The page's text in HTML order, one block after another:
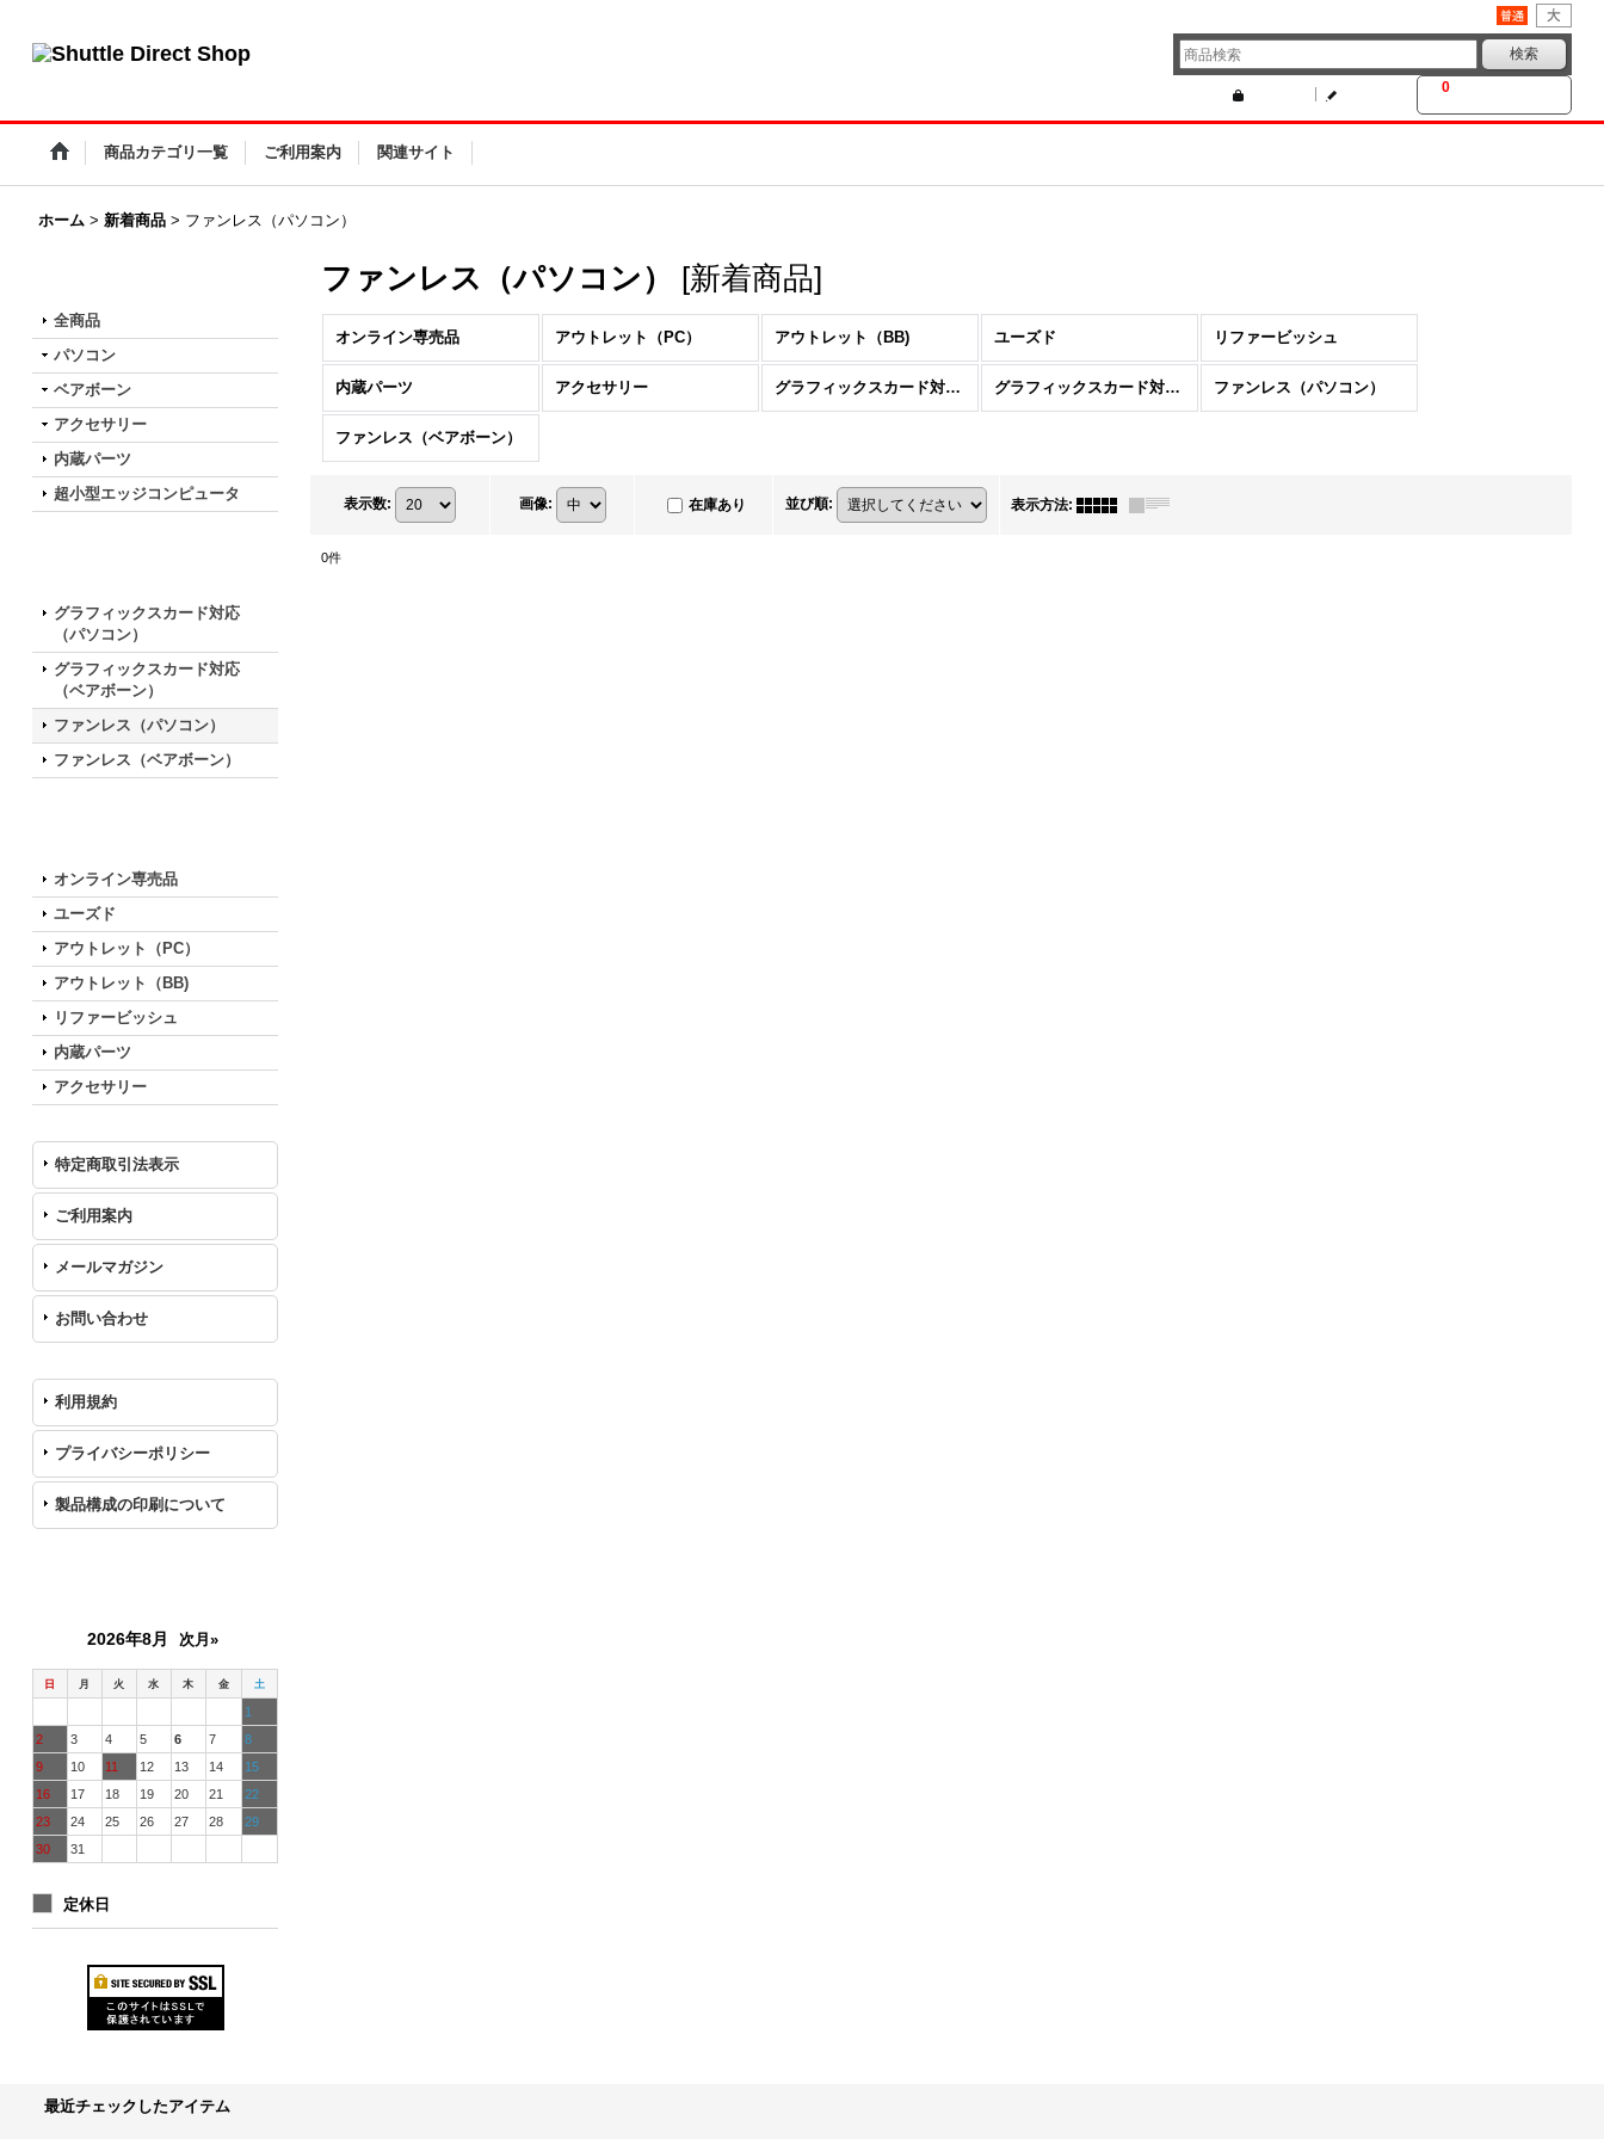
0
商品カテゴリ一覧 ご利用案内 関連サイト
ホーム > 新着商品 > ファンレス（パソコン）
全商品
パソコン
ベアボーン
アクセサリー
内蔵パーツ
超小型エッジコンピュータ
グラフィックスカード対応
（パソコン）
グラフィックスカード対応
（ベアボーン）
ファンレス（パソコン）
ファンレス（ベアボーン）
オンライン専売品
ユーズド
アウトレット（PC）
アウトレット（BB)
リファービッシュ
内蔵パーツ
アクセサリー
特定商取引法表示
ご利用案内
メールマガジン
お問い合わせ
利用規約
プライバシーポリシー
製品構成の印刷について
2026年8月 次月»
日 月 火 水 木 金 土
1
2
3 4 5 6 7
8
9
10 11 12 13 14
15
16
17 18 19 20 21
22
23
24 25 26 27 28
29
30
31
定休日
ファンレス（パソコン） [新着商品]
オンライン専売品 アウトレット（PC） アウトレット（BB) ユーズド リファービッシュ
内蔵パーツ アクセサリー グラフィックスカード対応（ベアボーン） グラフィックスカード対応（パソコン） ファンレス（パソコン）
ファンレス（ベアボーン）
表示数: 画像: 在庫あり 並び順: 表示方法:
0件
最近チェックしたアイテム